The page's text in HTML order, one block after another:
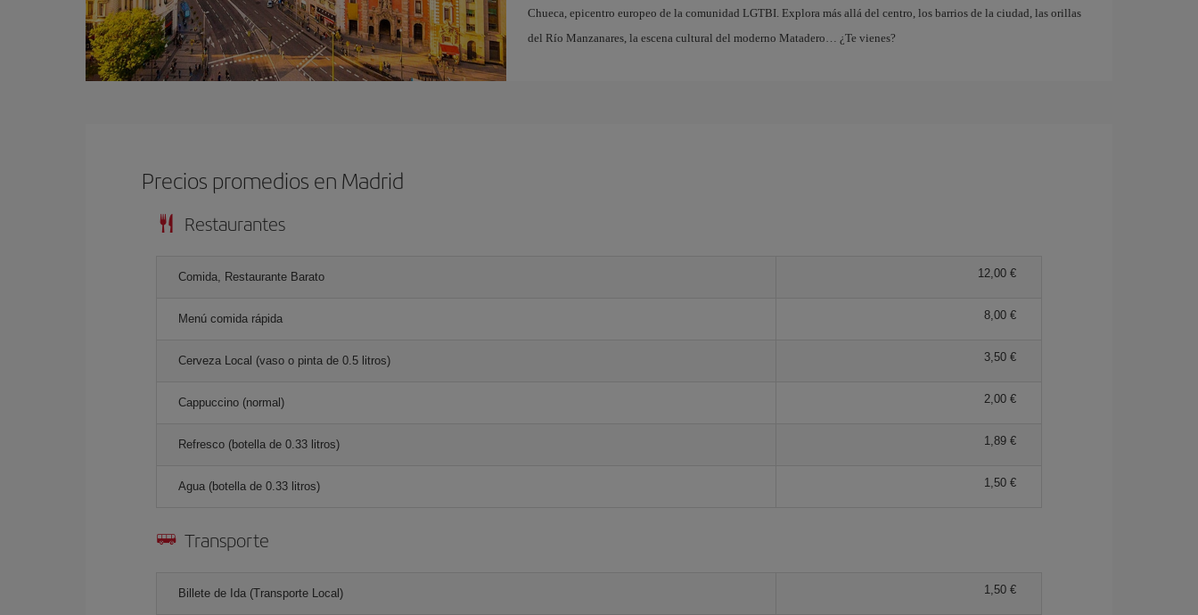
Chueca, epicentro europeo de la comunidad LGTBI. Explora más allá del centro, los barrios de la ciudad, las orillas
del Río Manzanares, la escena cultural del moderno Matadero… ¿Te vienes?
Precios promedios en Madrid
Restaurantes
Comida, Restaurante Barato 12,00 €
Menú comida rápida 8,00 €
Cerveza Local (vaso o pinta de 0.5 litros) 3,50 €
Cappuccino (normal) 2,00 €
Refresco (botella de 0.33 litros) 1,89 €
Agua (botella de 0.33 litros) 1,50 €
Transporte
Billete de Ida (Transporte Local) 1,50 €